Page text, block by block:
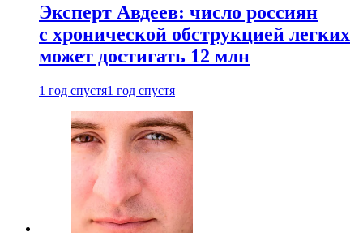
Эксперт Авдеев: число россиян
с хронической обструкцией легких
может достигать 12 млн
1 год спустя1 год спустя